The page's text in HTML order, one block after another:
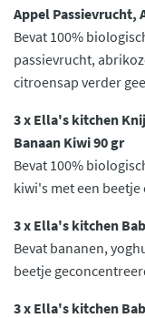
Appel Passievrucht,
Bevat 100%
passievrucht,
citroensap verder
3 x Ella's kitchen
Banaan Kiwi 90 gr
Bevat 100%
kiwi's met een
3 x Ella's kitchen
Bevat bananen,
beetje
3 x Ella's kitchen